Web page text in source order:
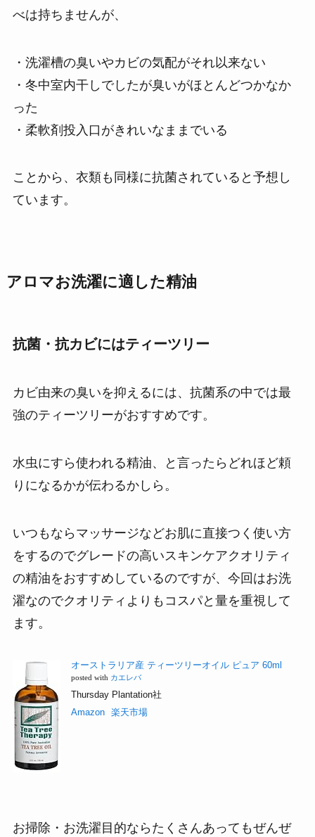
べは持ちませんが、
・洗濯槽の臭いやカビの気配がそれ以来ない
・冬中室内干しでしたが臭いがほとんどつかなか
った
・柔軟剤投入口がきれいなままでいる
ことから、衣類も同様に抗菌されていると予想し
ています。
アロマお洗濯に適した精油
抗菌・抗カビにはティーツリー
カビ由来の臭いを抑えるには、 抗菌系の中では最
強のティーツリーがおすすめです。
水虫にすら使われる精油、
と言ったらどれほど頼
りになるかが伝わるかしら。
いつもならマッサージなどお肌に直接つく使い方
をするのでグレードの高いスキンケアクオリティ
の精油をおすすめしているのですが、今回はお洗
濯なのでクオリティよりもコスパと量を重視して
ます。
オーストラリア産 ティーツリーオイル ピュア 60ml
posted with カエレバ
Thursday Plantation社
Amazon
楽天市場
お掃除・お洗濯目的ならたくさんあってもぜんぜ